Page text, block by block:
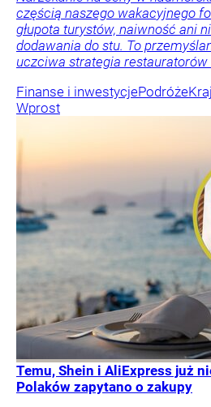
częścią naszego wakacyjnego
głupota turystów, naiwność ani
dodawania do stu. To
uczciwa strategia restauratorów
Finanse i inwestycjePodróżeKraj
Wprost
Temu, Shein i AliExpress już
Polaków zapytano o zakupy